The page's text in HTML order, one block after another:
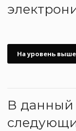
На уровень выше
В данный